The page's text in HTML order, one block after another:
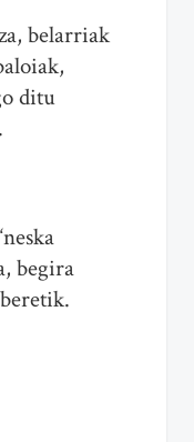
belarriak
ditu
begira